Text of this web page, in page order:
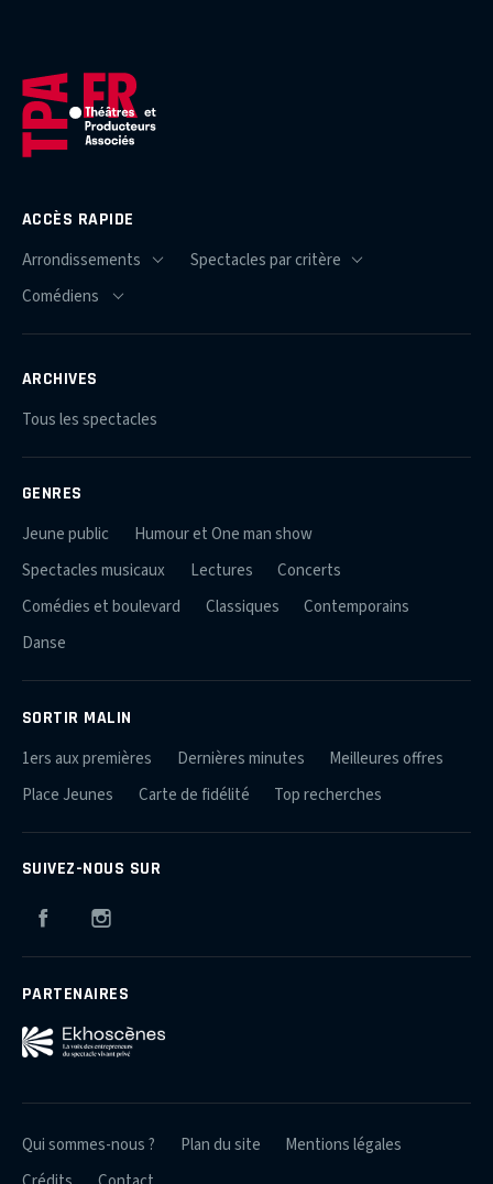
ACCÈS RAPIDE
ARCHIVES
Tous les spectacles
GENRES
Jeune public
Humour et One man show
Spectacles musicaux
Lectures
Concerts
Comédies et boulevard
Classiques
Contemporains
Danse
SORTIR MALIN
1ers aux premières Dernières minutes
Meilleures offres
Place Jeunes
Carte de fidélité Top recherches
SUIVEZ-NOUS SUR
Facebook
PARTENAIRES
Qui sommes-nous ? Plan du site
Mentions légales